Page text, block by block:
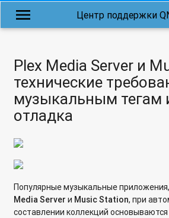
menu
Проверка ресурсов сетевого
установленным на компьютере
Подключение к цели iSCSI, при
initiator в ОС Mac OS
Каким образом настроить сетевое
он выступал в качестве хранилища
XProtect Professional Products?
Могут ли жесткие диски оставаться
экономии энергии, когда
странице администрирования?
Центр поддержки
Plex Media Server и
технические
музыкальным тегам
отладка
Популярные музыкальные
MediaServer и MusicStation, при
составлении коллекций